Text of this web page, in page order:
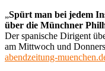
„Spürt man bei jedem
über die Münchner
Der spanische Dirigent
am Mittwoch und
abendzeitung-